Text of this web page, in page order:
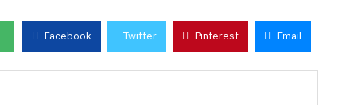
Facebook Twitter Pinterest Email